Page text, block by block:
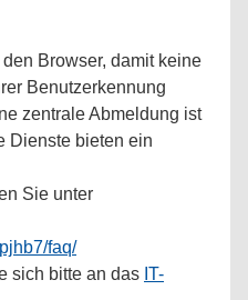
Browser, damit keine
Benutzerkennung
zentrale Abmeldung ist
Dienste bieten ein
Sie unter
faq/
sich bitte an das IT-